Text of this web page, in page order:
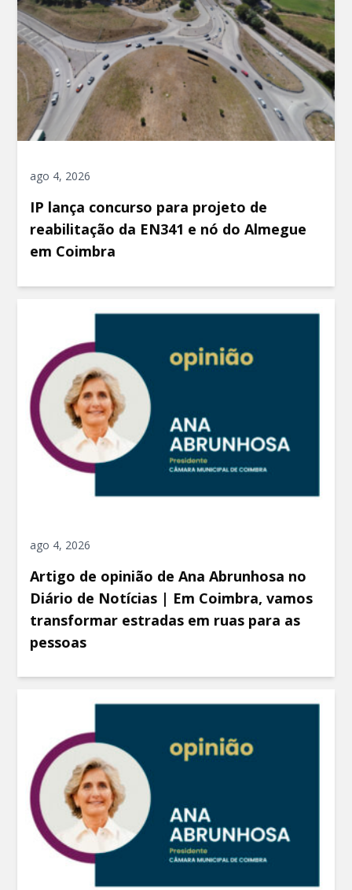
ago 4, 2026
IP lança concurso para projeto de
reabilitação da EN341 e nó do Almegue
em Coimbra
ago 4, 2026
Artigo de opinião de Ana Abrunhosa no
Diário de Notícias | Em Coimbra, vamos
transformar estradas em ruas para as
pessoas